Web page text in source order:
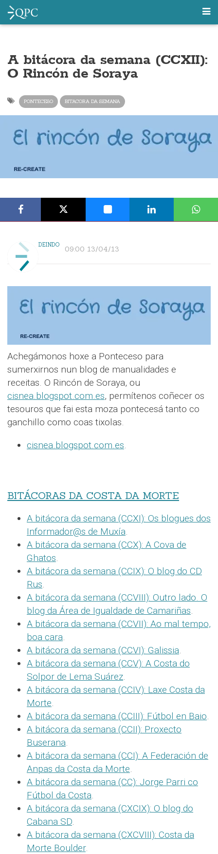
A bitácora da semana (CCXII):
O Rincón de Soraya
PONTECESO BITACORA DA SEMANA
DEINDO 09:00 13/04/13
Achegámonos hoxe a Ponteceso para
sumerxirnos nun blog de manualidades e
receitas. O Rincón de Soraya, ou
cisnea.blogspot.com.es, permítenos coñecer os
tesouros que fai esta moza pontecesá tanto co
ganchillo como coas tixolas.
cisnea.blogspot.com.es.
BITÁCORAS DA COSTA DA MORTE
A bitácora da semana (CCXI): Os blogues dos
Informador@s de Muxía.
A bitácora da semana (CCX): A Cova de
Ghatos.
A bitácora da semana (CCIX): O blog do CD
Rus.
A bitácora da semana (CCVIII): Outro lado. O
blog da Área de Igualdade de Camariñas.
A bitácora da semana (CCVII): Ao mal tempo,
boa cara.
A bitácora da semana (CCVI): Galissia.
A bitácora da semana (CCV): A Costa do
Solpor de Lema Suárez.
A bitácora da semana (CCIV): Laxe Costa da
Morte.
A bitácora da semana (CCIII): Fútbol en Baio.
A bitácora da semana (CCII): Proxecto
Buserana.
A bitácora da semana (CCI): A Federación de
Anpas da Costa da Morte.
A bitácora da semana (CC): Jorge Parri co
Fútbol da Costa.
A bitácora da semana (CXCIX): O blog do
Cabana SD.
A bitácora da semana (CXCVIII): Costa da
Morte Boulder.